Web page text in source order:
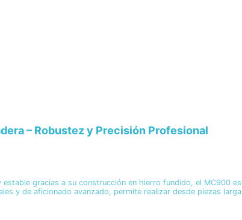
– Robustez y Precisión Profesional
gracias a su construcción en hierro fundido, el MC900
y de aficionado avanzado, permite realizar desde piezas